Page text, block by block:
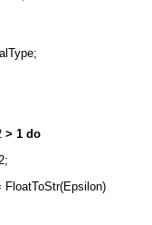
> 1 do
FloatToStr(Epsilon)